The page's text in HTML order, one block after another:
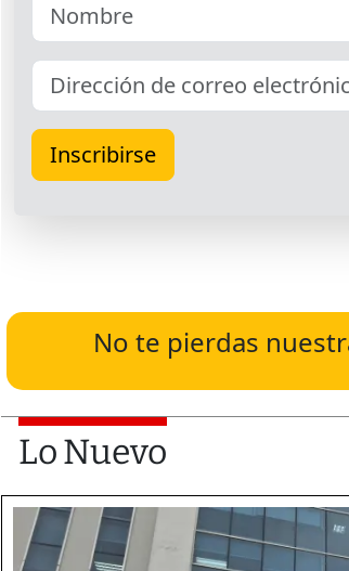
No te pierdas
Lo Nuevo